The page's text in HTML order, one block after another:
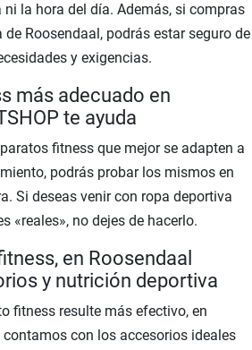
la hora del día. Además, si compras
Roosendaal, podrás estar seguro de
y exigencias.
más adecuado en
te ayuda
fitness que mejor se adapten a
podrás probar los mismos en
Si deseas venir con ropa deportiva
«reales», no dejes de hacerlo.
en Roosendaal
y nutrición deportiva
fitness resulte más efectivo, en
con los accesorios ideales